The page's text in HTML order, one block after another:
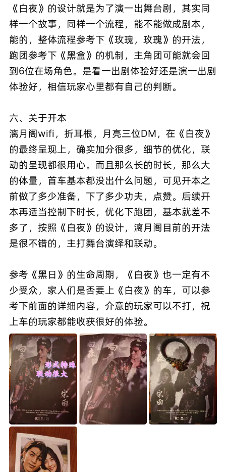
《白夜》的设计就是为了演一出舞台剧，其实同
样一个故事，同样一个流程，能不能做成剧本，
能的，整体流程参考下《玫瑰，玫瑰》的开法，
跑团参考下《黑盒》的机制，主角团可能就会回
到6位在场角色。是看一出剧体验好还是演一出剧
体验好，相信玩家心里都有自己的判断。
六、关于开本
漓月阁wifi，折耳根，月亮三位DM，在《白夜》
的最终呈现上，确实加分很多，细节的优化，联
动的呈现都很用心。而且那么长的时长，那么大
的体量，首车基本都没出什么问题，可见开本之
前做了多少准备，下了多少功夫，点赞。后续开
本再适当控制下时长，优化下跑团，基本就差不
多了，按照《白夜》的设计，漓月阁目前的开法
是很不错的，主打舞台演绎和联动。
参考《黑日》的生命周期，《白夜》也一定有不
少受众，家人们是否要上《白夜》的车，可以参
考下前面的详细内容，介意的玩家可以不打，祝
上车的玩家都能收获很好的体验。